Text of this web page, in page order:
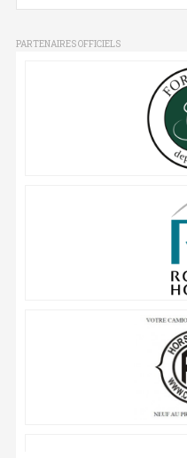
PARTENAIRES OFFICIELS